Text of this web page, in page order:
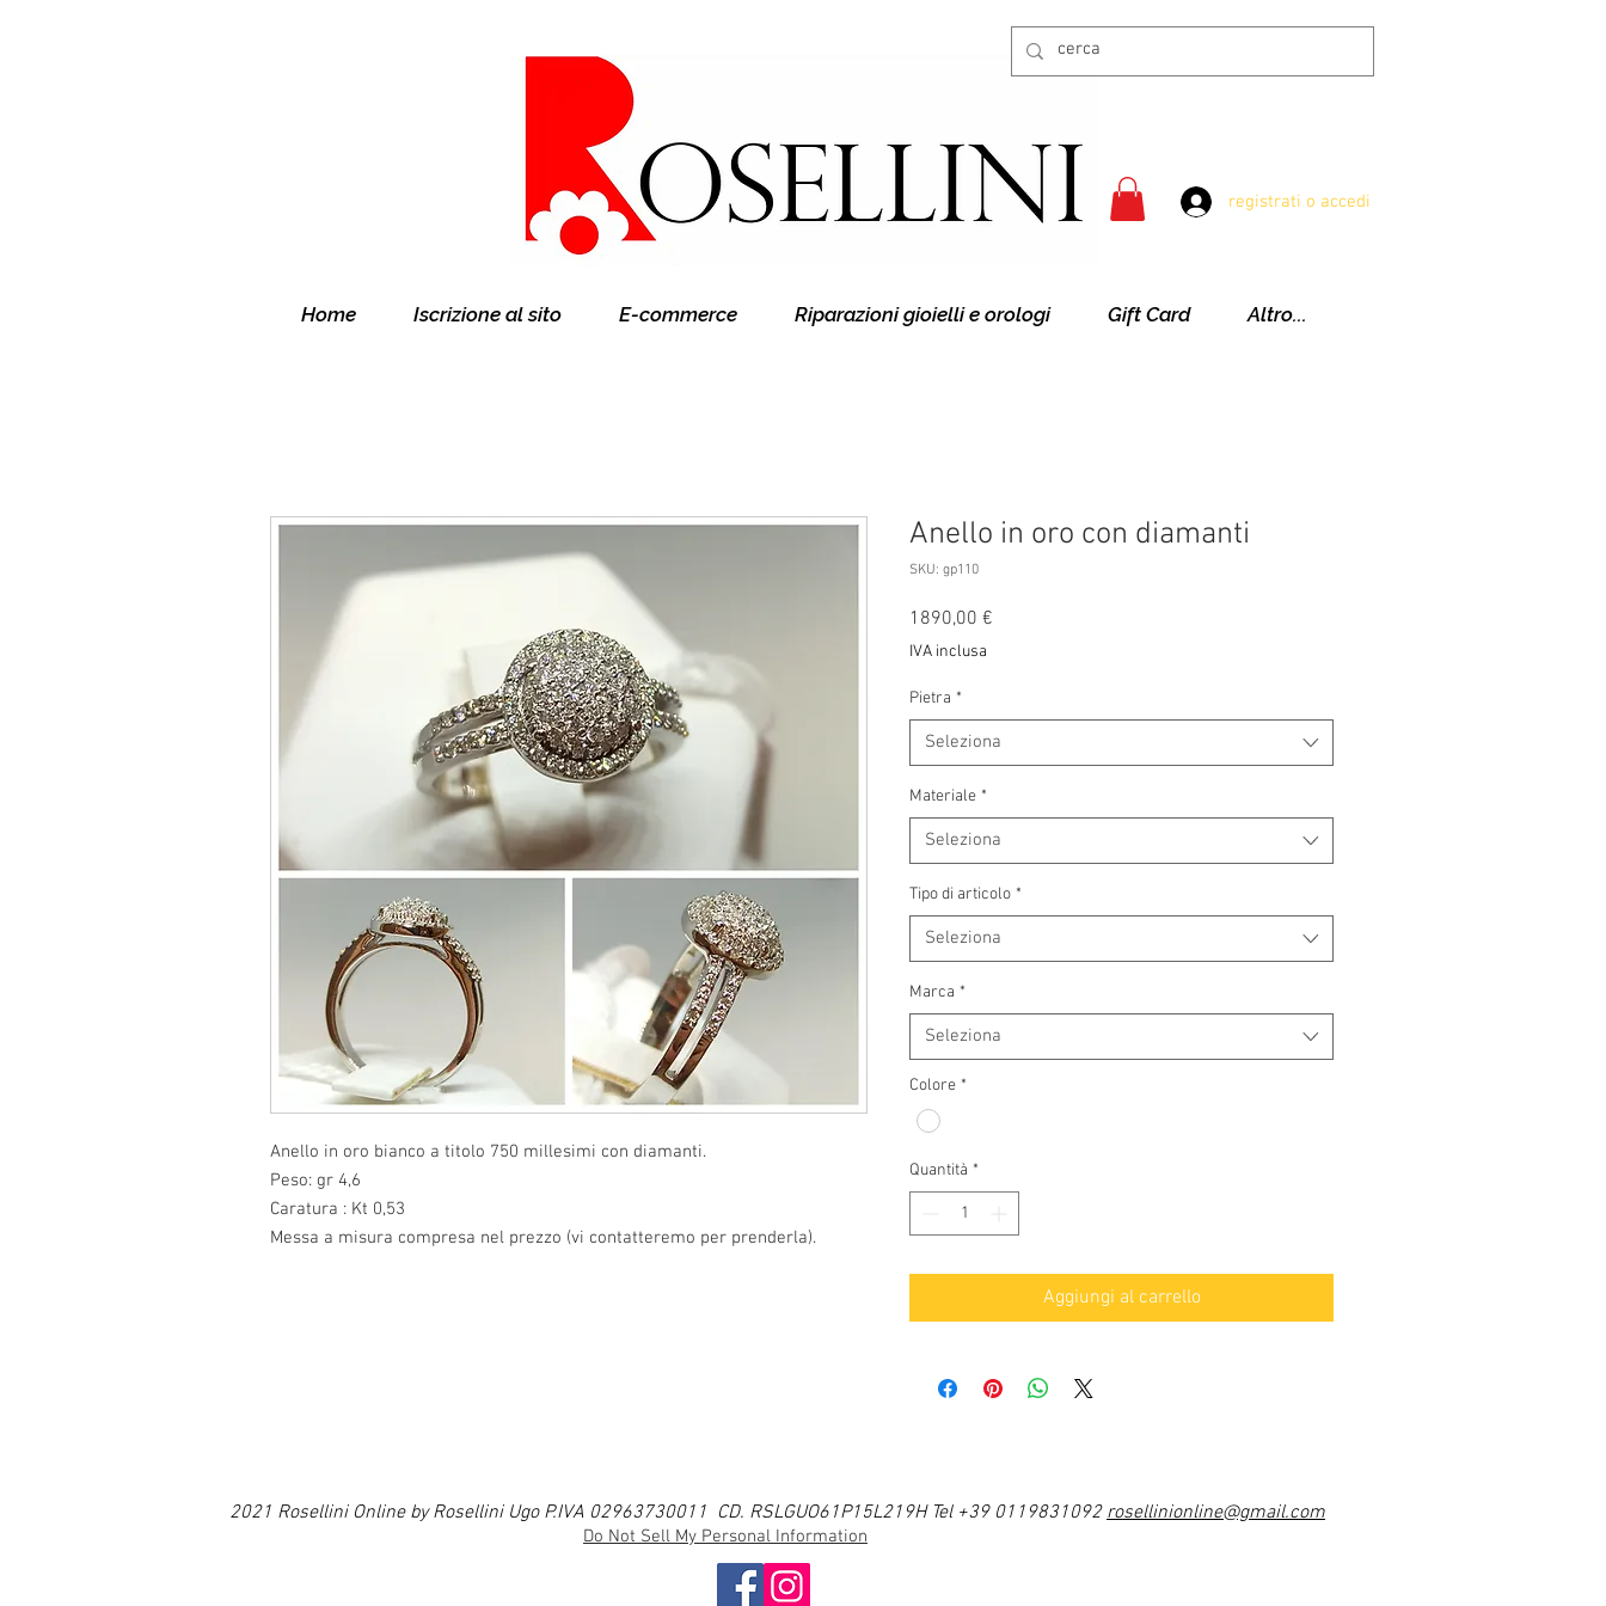
Gioielleria Rosellini
Rosellini online
registrati o accedi
Home Iscrizione al sito E-commerce Riparazioni gioielli e orologi Gift Card Altro...
Anello in oro bianco a titolo 750 millesimi con diamanti.
Peso: gr 4,6
Caratura : Kt 0,53
Messa a misura compresa nel prezzo (vi contatteremo per prenderla).
Anello in oro con diamanti
SKU: gp110
1890,00 €
IVA inclusa
Pietra *
Seleziona
Materiale *
Seleziona
Tipo di articolo *
Seleziona
Marca *
Seleziona
Colore *
Quantità *
Aggiungi al carrello
2021 Rosellini Online by Rosellini Ugo P.IVA 02963730011 CD. RSLGUO61P15L219H Tel +39 0119831092rosellinionline@gmail.com
Do Not Sell My Personal Information